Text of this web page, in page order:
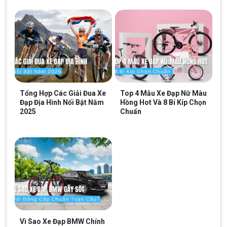
bóng bẩy cho xe, sơn tĩnh điện cũng có khả năng chống trầy
xướt, giúp cho xe luôn giữ được vẻ ngoài tươi mới theo thời
gian.
Thiết kế hiện đại và mạnh mẽ cùng sự kết hợp màu sắc đa dạng.
Tổng Hợp Các Giải Đua Xe
Đạp Địa Hình Nổi Bật Năm
2025
Top 4 Mẫu Xe Đạp Nữ Màu
Hồng Hot Và 8 Bí Kíp Chọn
Chuẩn
Vì Sao Xe Đạp BMW Chính